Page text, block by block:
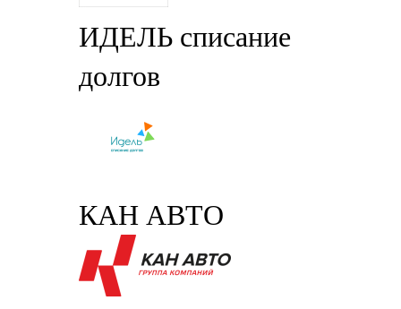
ИДЕЛЬ списание
долгов
КАН АВТО